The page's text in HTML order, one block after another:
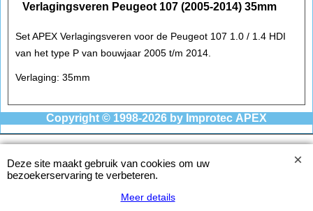
Verlagingsveren Peugeot 107 (2005-2014) 35mm
Set APEX Verlagingsveren voor de Peugeot 107 1.0 / 1.4 HDI
van het type P van bouwjaar 2005 t/m 2014.
Verlaging: 35mm
Copyright © 1998-2026 by Improtec APEX
Deze site maakt gebruik van cookies om uw
bezoekerservaring te verbeteren.
Meer details